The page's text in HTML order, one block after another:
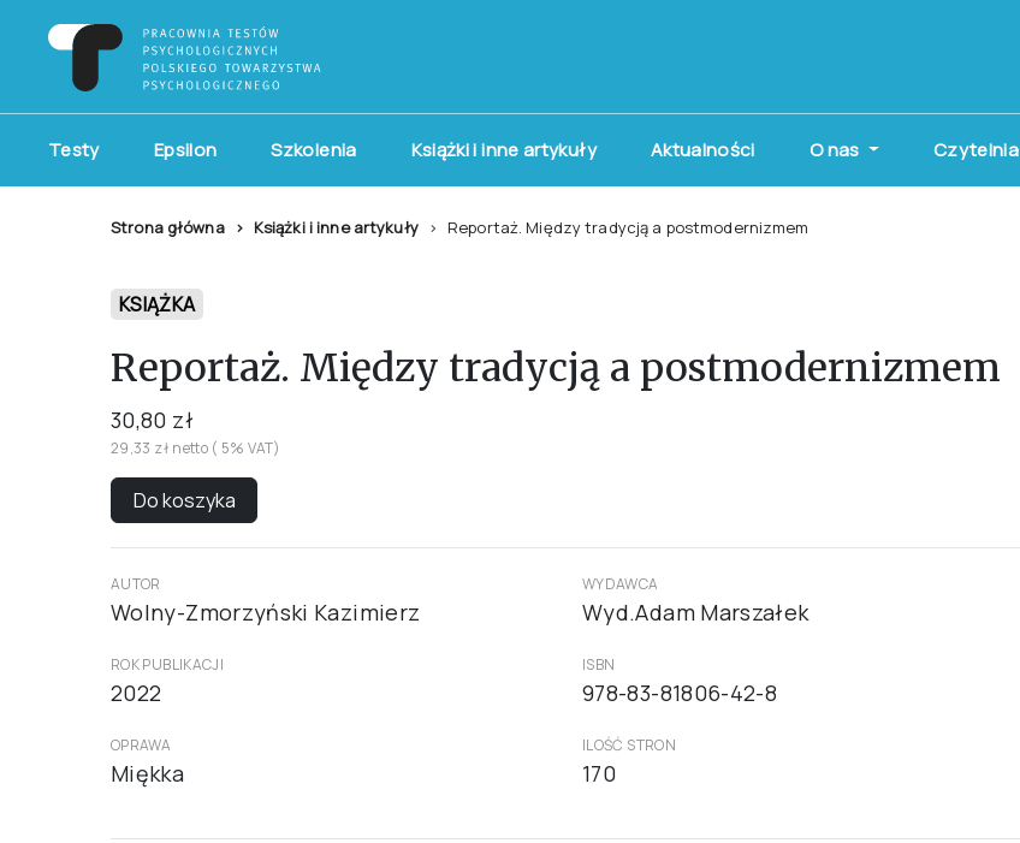
Testy Epsilon Szkolenia Książki i inne artykuły Aktualności O nas Czytelnia
Strona główna Książki i inne artykuły Reportaż. Między tradycją a postmodernizmem
KSIĄŻKA
Reportaż. Między tradycją a postmodernizmem
30,80 zł
29,33 zł netto ( 5% VAT)
Do koszyka
AUTOR
Wolny-Zmorzyński Kazimierz
WYDAWCA
Wyd.Adam Marszałek
ROK PUBLIKACJI
2022
ISBN
978-83-81806-42-8
OPRAWA
Miękka
ILOŚĆ STRON
170